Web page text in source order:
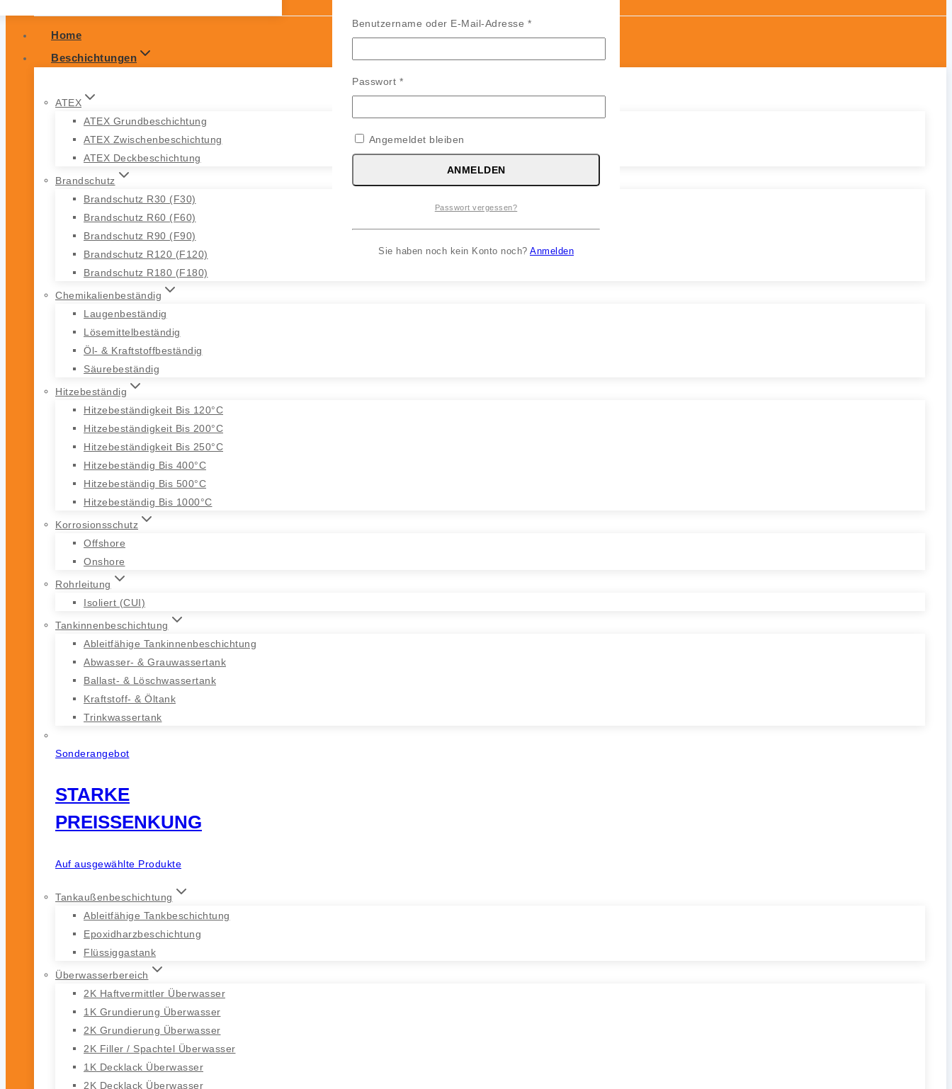
Home
Beschichtungen
ATEX
ATEX Grundbeschichtung
ATEX Zwischenbeschichtung
ATEX Deckbeschichtung
Brandschutz
Brandschutz R30 (F30)
Brandschutz R60 (F60)
Brandschutz R90 (F90)
Brandschutz R120 (F120)
Brandschutz R180 (F180)
Chemikalienbeständig
Laugenbeständig
Lösemittelbeständig
Öl- & Kraftstoffbeständig
Säurebeständig
Hitzebeständig
Hitzebeständigkeit Bis 120°C
Hitzebeständigkeit Bis 200°C
Hitzebeständigkeit Bis 250°C
Hitzebeständig Bis 400°C
Hitzebeständig Bis 500°C
Hitzebeständig Bis 1000°C
Korrosionsschutz
Offshore
Onshore
Rohrleitung
Isoliert (CUI)
Tankinnenbeschichtung
Ableitfähige Tankinnenbeschichtung
Abwasser- & Grauwassertank
Ballast- & Löschwassertank
Kraftstoff- & Öltank
Trinkwassertank
Sonderangebot
STARKE
PREISSENKUNG
Auf ausgewählte Produkte
Tankaußenbeschichtung
Ableitfähige Tankbeschichtung
Epoxidharzbeschichtung
Flüssiggastank
Überwasserbereich
2K Haftvermittler Überwasser
1K Grundierung Überwasser
2K Grundierung Überwasser
2K Filler / Spachtel Überwasser
1K Decklack Überwasser
2K Decklack Überwasser
Benutzername oder E-Mail-Adresse *Erforderlich
Passwort *Erforderlich
Angemeldet bleiben
ANMELDEN
Passwort vergessen?
Sie haben noch kein Konto noch? Anmelden